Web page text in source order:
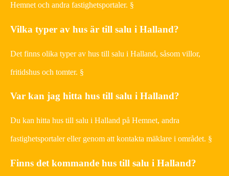
Hemnet och andra fastighetsportaler. §
Vilka typer av hus är till salu i Halland?
Det finns olika typer av hus till salu i Halland, såsom villor,
fritidshus och tomter. §
Var kan jag hitta hus till salu i Halland?
Du kan hitta hus till salu i Halland på Hemnet, andra
fastighetsportaler eller genom att kontakta mäklare i området. §
Finns det kommande hus till salu i Halland?